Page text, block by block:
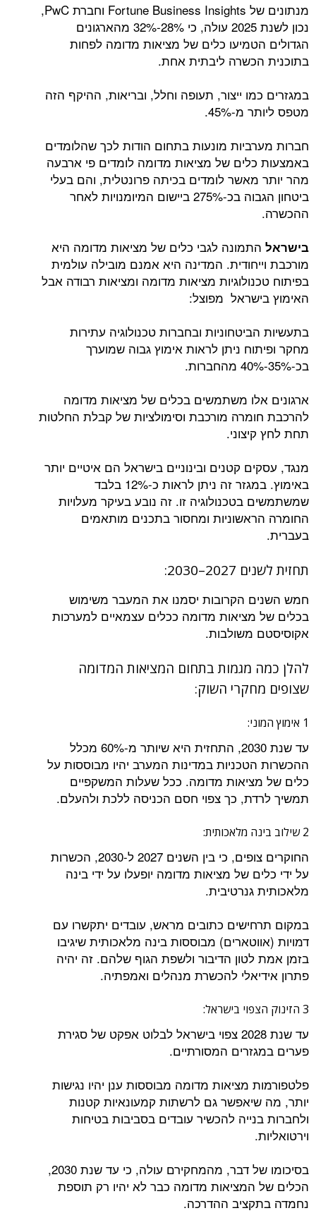
מנתונים של Fortune Business Insights וחברת PwC,
נכון לשנת 2025 עולה, כי 28%-32% מהארגונים
הגדולים הטמיעו כלים של מציאות מדומה לפחות
בתוכנית הכשרה ליבתית אחת.
במגזרים כמו ייצור, תעופה וחלל, ובריאות, ההיקף הזה
מטפס ליותר מ-45%.
חברות מערביות מונעות בתחום הודות לכך שהלומדים
באמצעות כלים של מציאות מדומה לומדים פי ארבעה
מהר יותר מאשר לומדים בכיתה פרונטלית, והם בעלי
ביטחון הגבוה בכ-275% ביישום המיומנויות לאחר
ההכשרה.
בישראל התמונה לגבי כלים של מציאות מדומה היא
מורכבת וייחודית. המדינה היא אמנם מובילה עולמית
בפיתוח טכנולוגיות מציאות מדומה ומציאות רבודה אבל
האימוץ בישראל מפוצל:
בתעשיות הביטחוניות ובחברות טכנולוגיה עתירות
מחקר ופיתוח ניתן לראות אימוץ גבוה שמוערך
בכ-35%-40% מהחברות.
ארגונים אלו משתמשים בכלים של מציאות מדומה
להרכבת חומרה מורכבת וסימולציות של קבלת החלטות
תחת לחץ קיצוני.
מנגד, עסקים קטנים ובינוניים בישראל הם איטיים יותר
באימוץ. במגזר זה ניתן לראות כ-12% בלבד
שמשתמשים בטכנולוגיה זו. זה נובע בעיקר מעלויות
החומרה הראשוניות ומחסור בתכנים מותאמים
בעברית.
תחזית לשנים 2027–2030:
חמש השנים הקרובות יסמנו את המעבר משימוש
בכלים של מציאות מדומה ככלים עצמאיים למערכות
אקוסיסטם משולבות.
להלן כמה מגמות בתחום המציאות המדומה
שצופים מחקרי השוק:
1 אימוץ המוני:
עד שנת 2030, התחזית היא שיותר מ-60% מכלל
ההכשרות הטכניות במדינות המערב יהיו מבוססות על
כלים של מציאות מדומה. ככל שעלות המשקפיים
תמשיך לרדת, כך צפוי חסם הכניסה ללכת ולהעלם.
2 שילוב בינה מלאכותית:
החוקרים צופים, כי בין השנים 2027 ל-2030, הכשרות
על ידי כלים של מציאות מדומה יופעלו על ידי בינה
מלאכותית גנרטיבית.
במקום תרחישים כתובים מראש, עובדים יתקשרו עם
דמויות (אווטארים) מבוססות בינה מלאכותית שיגיבו
בזמן אמת לטון הדיבור ולשפת הגוף שלהם. זה יהיה
פתרון אידיאלי להכשרת מנהלים ואמפתיה.
3 הזינוק הצפוי בישראל:
עד שנת 2028 צפוי בישראל לבלוט אפקט של סגירת
פערים במגזרים המסורתיים.
פלטפורמות מציאות מדומה מבוססות ענן יהיו נגישות
יותר, מה שיאפשר גם לרשתות קמעונאיות קטנות
ולחברות בנייה להכשיר עובדים בסביבות בטיחות
וירטואליות.
בסיכומו של דבר, מהמחקירם עולה, כי עד שנת 2030,
הכלים של המציאות מדומה כבר לא יהיו רק תוספת
נחמדה בתקציב ההדרכה.